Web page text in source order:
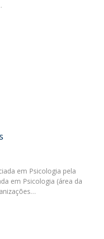
em Psicologia pela
em Psicologia (área da